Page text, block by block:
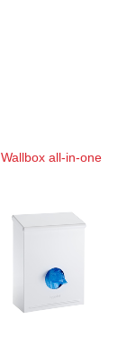
Wallbox all-in-one